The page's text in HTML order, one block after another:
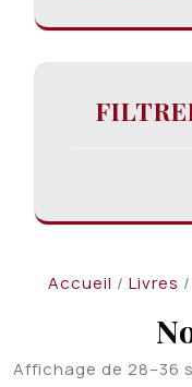
Accueil / Livres /
Affichage de 28–36